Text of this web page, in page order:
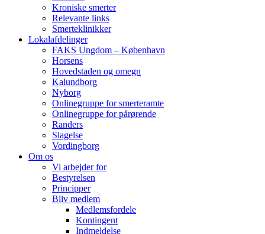
Kroniske smerter
Relevante links
Smerteklinikker
Lokalafdelinger
FAKS Ungdom – København
Horsens
Hovedstaden og omegn
Kalundborg
Nyborg
Onlinegruppe for smerteramte
Onlinegruppe for pårørende
Randers
Slagelse
Vordingborg
Om os
Vi arbejder for
Bestyrelsen
Principper
Bliv medlem
Medlemsfordele
Kontingent
Indmeldelse